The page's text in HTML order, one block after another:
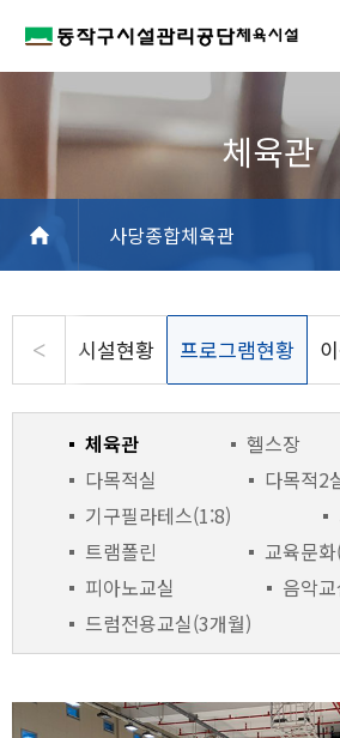
시설현황 프로그램현황
체육관
헬스장
다목적실
다목적2
기구필라테스(1:8)
트램폴린
교육문
피아노교실
음악
드럼전용교실(3개월)
사당종합체육관